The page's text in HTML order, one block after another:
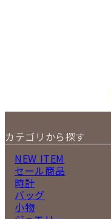
カテゴリから探す
NEW ITEM
セール商品
時計
バッグ
小物